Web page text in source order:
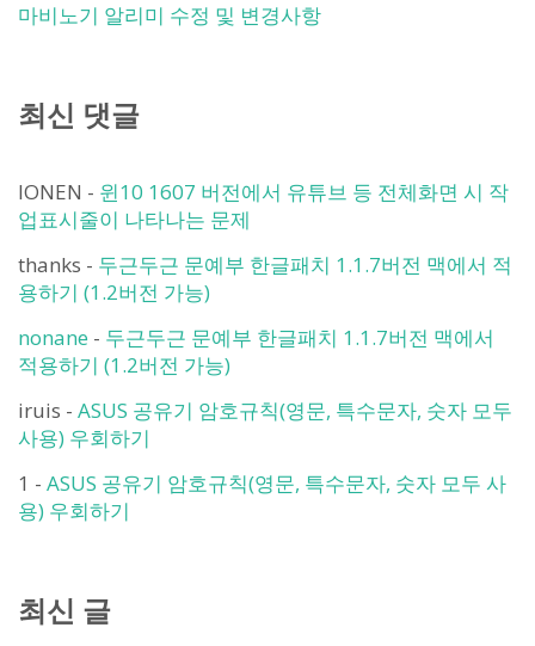
마비노기 알리미 수정 및 변경사항
최신 댓글
IONEN - 윈10 1607 버전에서 유튜브 등 전체화면 시 작
업표시줄이 나타나는 문제
thanks - 두근두근 문예부 한글패치 1.1.7버전 맥에서 적
용하기 (1.2버전 가능)
nonane - 두근두근 문예부 한글패치 1.1.7버전 맥에서
적용하기 (1.2버전 가능)
iruis - ASUS 공유기 암호규칙(영문, 특수문자, 숫자 모두
사용) 우회하기
1 - ASUS 공유기 암호규칙(영문, 특수문자, 숫자 모두 사
용) 우회하기
최신 글